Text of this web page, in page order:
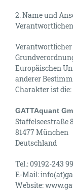
2. Name und
Verantwortlichen
Verantwortlicher
Europäischen
anderer
Charakter ist die:
GATTAquant
Staffelseestraße 8
81477 München
Deutschland
Tel.: 09192-243
E-Mail:
Website: